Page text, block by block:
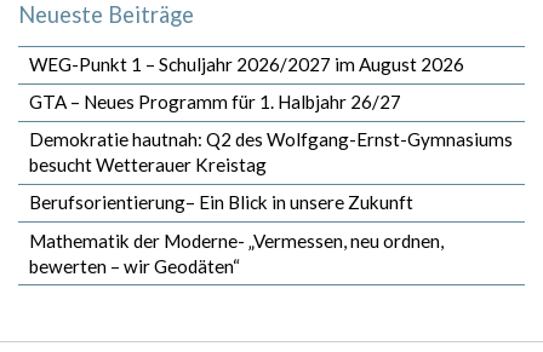
Neueste Beiträge
WEG-Punkt 1 – Schuljahr 2026/2027 im August 2026
GTA – Neues Programm für 1. Halbjahr 26/27
Demokratie hautnah: Q2 des Wolfgang-Ernst-Gymnasiums
besucht Wetterauer Kreistag
Berufsorientierung– Ein Blick in unsere Zukunft
Mathematik der Moderne- „Vermessen, neu ordnen,
bewerten – wir Geodäten“